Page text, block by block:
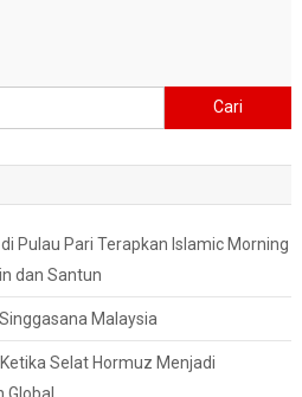
untuk:
Pulau Pari Terapkan Islamic Morning
dan Santun
Malaysia
Selat Hormuz Menjadi
Global